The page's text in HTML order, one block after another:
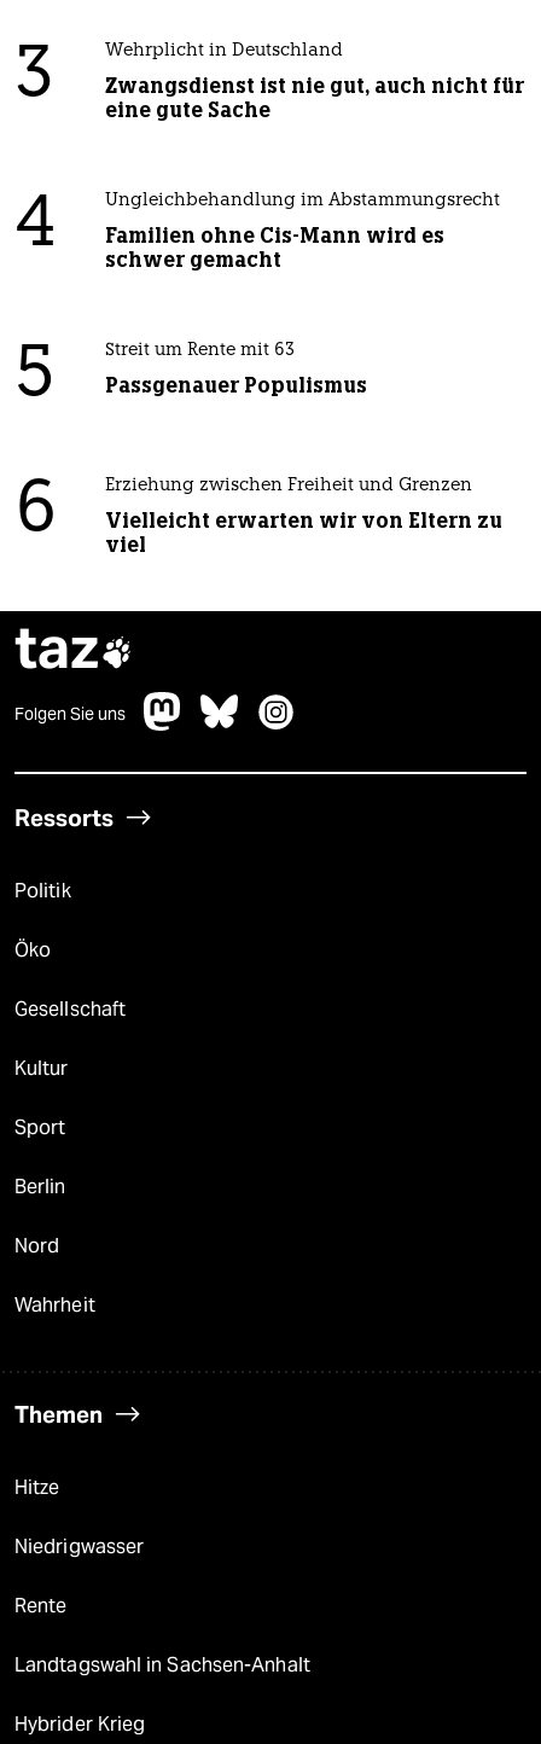
3 Wehrplicht in Deutschland
Zwangsdienst ist nie gut, auch nicht für
eine gute Sache
4 Ungleichbehandlung im Abstammungsrecht
Familien ohne Cis-Mann wird es
schwer gemacht
5 Streit um Rente mit 63
Passgenauer Populismus
6 Erziehung zwischen Freiheit und Grenzen
Vielleicht erwarten wir von Eltern zu
viel
taz
Folgen Sie uns
Ressorts
Politik
Öko
Gesellschaft
Kultur
Sport
Berlin
Nord
Wahrheit
Themen
Hitze
Niedrigwasser
Rente
Landtagswahl in Sachsen-Anhalt
Hybrider Krieg